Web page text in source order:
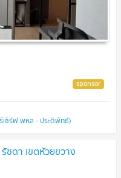
เซิร์ฟ พหล - ประดิพัทธ์)
ชดา เขตห้วยขวาง